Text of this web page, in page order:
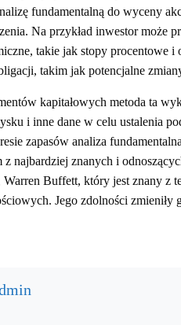
fundamentalną do wyceny
Na przykład inwestor może
takie jak stopy procentowe
takim jak potencjalne
kapitałowych metoda ta
i inne dane w celu ustalenia
zapasów analiza
z najbardziej znanych i
Buffett, który jest znany z
Jego zdolności zmieniły